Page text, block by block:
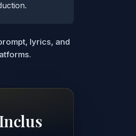
lyrics, and